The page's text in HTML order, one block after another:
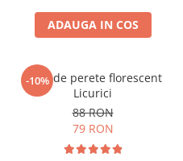
ADAUGA IN COS
-10%
Ceas de perete florescent
Licurici
88 RON
79 RON